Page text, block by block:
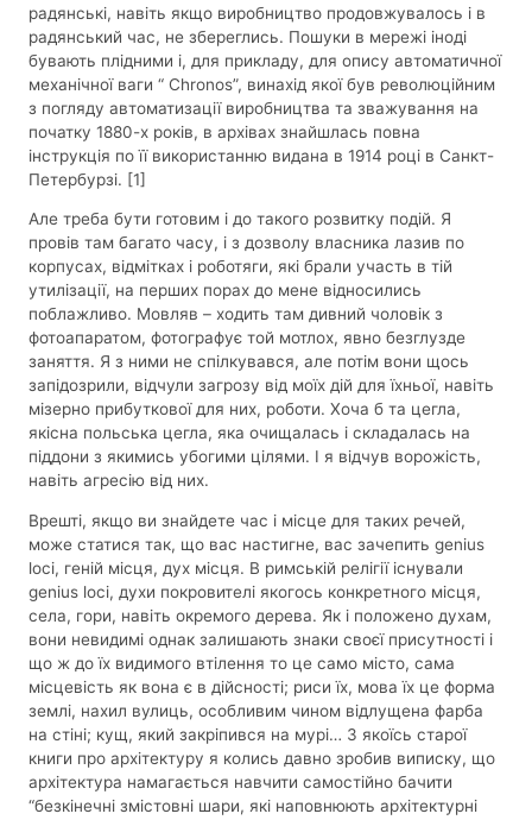
радянські, навіть якщо виробництво продовжувалось і в
радянський час, не збереглись. Пошуки в мережі іноді
бувають плідними і, для прикладу, для опису автоматичної
механічної ваги “ Chronos”, винахід якої був революційним
з погляду автоматизації виробництва та зважування на
початку 1880-х років, в архівах знайшлась повна
інструкція по її використанню видана в 1914 році в Санкт-
Петербурзі. [1]
Але треба бути готовим і до такого розвитку подій. Я
провів там багато часу, і з дозволу власника лазив по
корпусах, відмітках і роботяги, які брали участь в тій
утилізації, на перших порах до мене відносились
поблажливо. Мовляв – ходить там дивний чоловік з
фотоапаратом, фотографує той мотлох, явно безглузде
заняття. Я з ними не спілкувався, але потім вони щось
запідозрили, відчули загрозу від моїх дій для їхньої, навіть
мізерно прибуткової для них, роботи. Хоча б та цегла,
якісна польська цегла, яка очищалась і складалась на
піддони з якимись убогими цілями. І я відчув ворожість,
навіть агресію від них.
Врешті, якщо ви знайдете час і місце для таких речей,
може статися так, що вас настигне, вас зачепить genius
loci, геній місця, дух місця. В римській релігії існували
genius loci, духи покровителі якогось конкретного місця,
села, гори, навіть окремого дерева. Як і положено духам,
вони невидимі однак залишають знаки своєї присутності і
що ж до їх видимого втілення то це само місто, сама
місцевість як вона є в дійсності; риси їх, мова їх це форма
землі, нахил вулиць, особливим чином відлущена фарба
на стіні; кущ, який закріпився на мурі… З якоїсь старої
книги про архітектуру я колись давно зробив виписку, що
архітектура намагається навчити самостійно бачити
“безкінечні змістовні шари, які наповнюють архітектурні